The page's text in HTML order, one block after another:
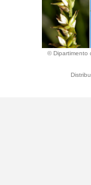
© Dipartimento